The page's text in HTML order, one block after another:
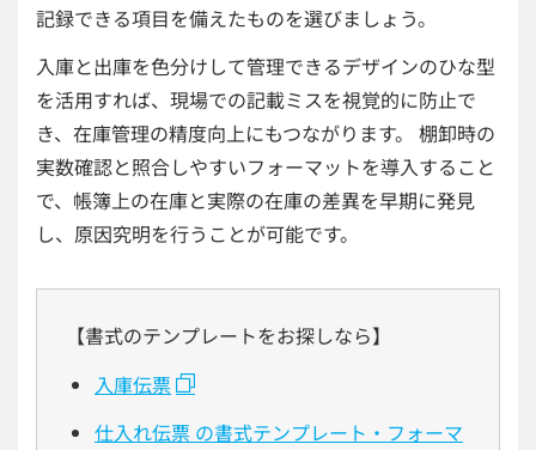
記録できる項目を備えたものを選びましょう。
入庫と出庫を色分けして管理できるデザインのひな型
を活用すれば、現場での記載ミスを視覚的に防止で
き、在庫管理の精度向上にもつながります。 棚卸時の
実数確認と照合しやすいフォーマットを導入すること
で、帳簿上の在庫と実際の在庫の差異を早期に発見
し、原因究明を行うことが可能です。
【書式のテンプレートをお探しなら】
入庫伝票
仕入れ伝票 の書式テンプレート・フォーマ